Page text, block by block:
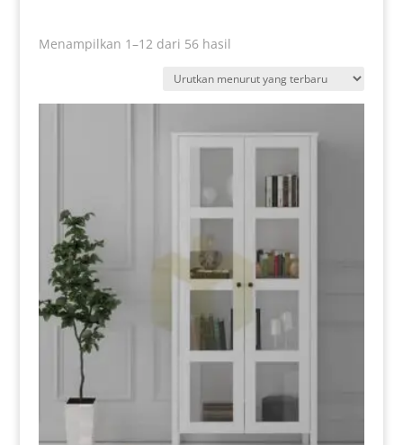
Menampilkan 1–12 dari 56 hasilDiurutkan
yang
terbaru